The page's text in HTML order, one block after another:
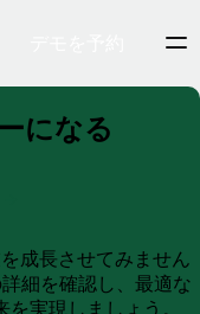
になる
成長させてみません
細を確認し、最適な
実現しましょう。